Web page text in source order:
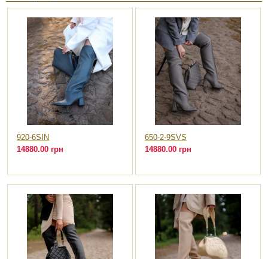
920-6SIN
14880.00 грн
650-2-9SVS
14880.00 грн